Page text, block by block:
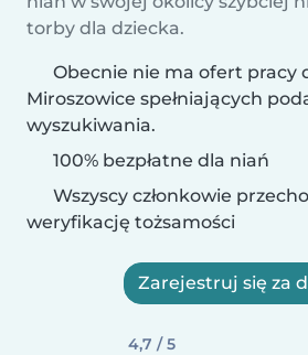
torby dla dziecka.
Obecnie nie ma ofert pracy
Miroszowice spełniających
wyszukiwania.
100% bezpłatne dla niań
Wszyscy członkowie
weryfikację tożsamości
Zarejestruj się za
4,7 / 5